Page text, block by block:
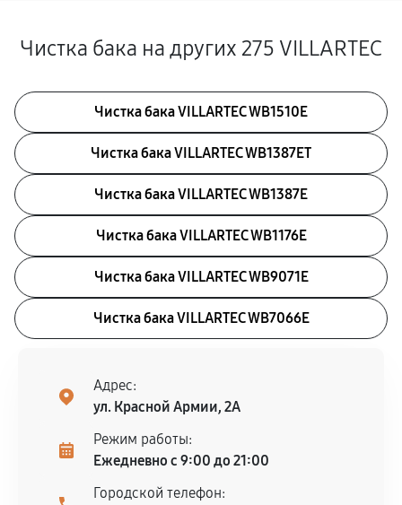
Чистка бака на других 275 VILLARTEC
Чистка бака VILLARTEC WB1510E
Чистка бака VILLARTEC WB1387ET
Чистка бака VILLARTEC WB1387E
Чистка бака VILLARTEC WB1176E
Чистка бака VILLARTEC WB9071E
Чистка бака VILLARTEC WB7066E
Адрес:
ул. Красной Армии, 2А
Режим работы:
Ежедневно с 9:00 до 21:00
Городской телефон: